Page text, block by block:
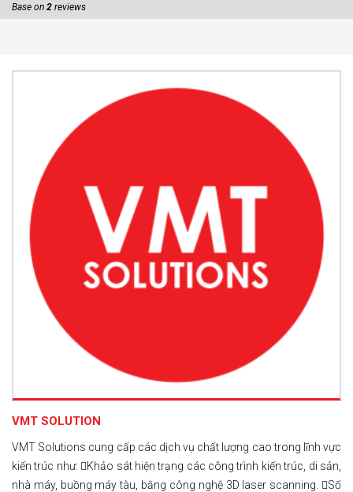
Base on 2 reviews
VMT SOLUTION
VMT Solutions cung cấp các dịch vụ chất lượng cao trong lĩnh vực
kiến trúc như: Khảo sát hiện trạng các công trình kiến trúc, di sản,
nhà máy, buồng máy tàu, bằng công nghệ 3D laser scanning. Số